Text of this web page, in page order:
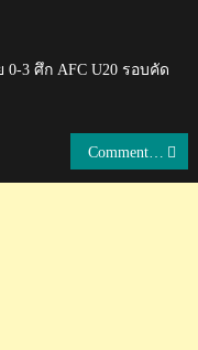
3 ศึก AFC U20 รอบคัด
Comment แฟนบอลเวียดนามหลังชนาธิปยิง 1 จ่าย 1 ให้ซับโปโรชนะนางาซากิ